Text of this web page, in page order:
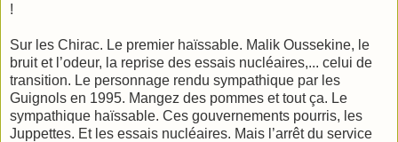
!
Sur les Chirac. Le premier haïssable. Malik Oussekine, le
bruit et l’odeur, la reprise des essais nucléaires,... celui de
transition. Le personnage rendu sympathique par les
Guignols en 1995. Mangez des pommes et tout ça. Le
sympathique haïssable. Ces gouvernements pourris, les
Juppettes. Et les essais nucléaires. Mais l’arrêt du service